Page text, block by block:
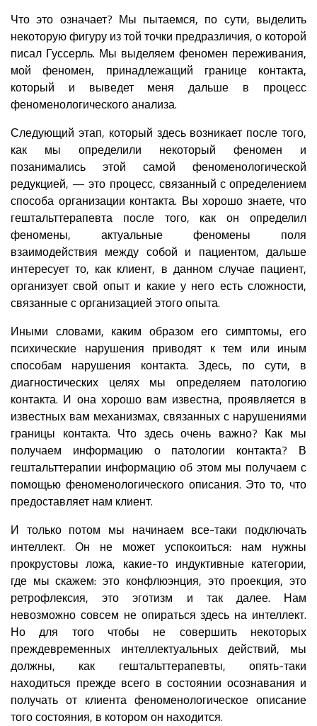
Что это означает? Мы пытаемся, по сути, выделить
некоторую фигуру из той точки предразличия, о которой
писал Гуссерль. Мы выделяем феномен переживания,
мой феномен, принадлежащий границе контакта,
который и выведет меня дальше в процесс
феноменологического анализа.
Следующий этап, который здесь возникает после того,
как мы определили некоторый феномен и
позанимались этой самой феноменологической
редукцией, — это процесс, связанный с определением
способа организации контакта. Вы хорошо знаете, что
гештальттерапевта после того, как он определил
феномены, актуальные феномены поля
взаимодействия между собой и пациентом, дальше
интересует то, как клиент, в данном случае пациент,
организует свой опыт и какие у него есть сложности,
связанные с организацией этого опыта.
Иными словами, каким образом его симптомы, его
психические нарушения приводят к тем или иным
способам нарушения контакта. Здесь, по сути, в
диагностических целях мы определяем патологию
контакта. И она хорошо вам известна, проявляется в
известных вам механизмах, связанных с нарушениями
границы контакта. Что здесь очень важно? Как мы
получаем информацию о патологии контакта? В
гештальттерапии информацию об этом мы получаем с
помощью феноменологического описания. Это то, что
предоставляет нам клиент.
И только потом мы начинаем все-таки подключать
интеллект. Он не может успокоиться: нам нужны
прокрустовы ложа, какие-то индуктивные категории,
где мы скажем: это конфлюэнция, это проекция, это
ретрофлексия, это эготизм и так далее. Нам
невозможно совсем не опираться здесь на интеллект.
Но для того чтобы не совершить некоторых
преждевременных интеллектуальных действий, мы
должны, как гештальттерапевты, опять-таки
находиться прежде всего в состоянии осознавания и
получать от клиента феноменологическое описание
того состояния, в котором он находится.